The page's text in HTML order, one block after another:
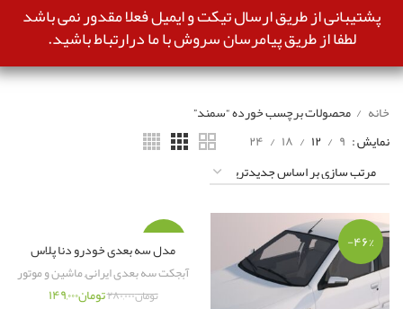
پشتیبانی از طریق ارسال تیکت و ایمیل فعلا مقدور نمی باشد
لطفا از طریق پیامرسان سروش با ما درارتباط باشید.
خانه
محصولات برچسب خورده “سمند”
نمایش ۹ ۱۲ ۱۸ ۲۴
-۴۶% -۴۷%
مدل سه بعدی خودرو دنا پلاس
آبجکت سه بعدی ایرانی,ماشین و موتور
تومان۲۸۰,۰۰۰تومان۱۴۹,۰۰۰